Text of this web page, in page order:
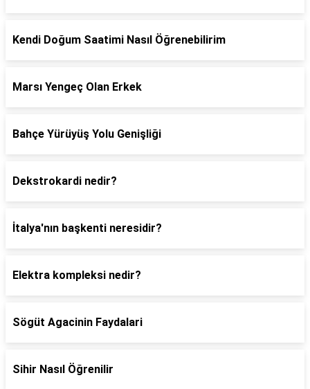
Kendi Doğum Saatimi Nasıl Öğrenebilirim
Marsı Yengeç Olan Erkek
Bahçe Yürüyüş Yolu Genişliği
Dekstrokardi nedir?
İtalya'nın başkenti neresidir?
Elektra kompleksi nedir?
Sögüt Agacinin Faydalari
Sihir Nasıl Öğrenilir